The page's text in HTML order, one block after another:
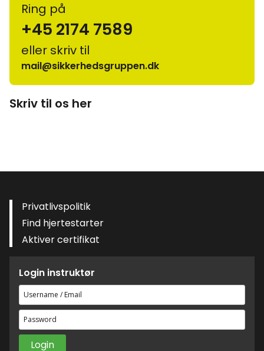
Ring på
+45 2174 7589
eller skriv til
mail@sikkerhedsgruppen.dk
Skriv til os her
Privatlivspolitik
Find hjertestarter
Aktiver certifikat
Login instruktør
Brugernavn
eller
e-
mailadresse
Adgangskode